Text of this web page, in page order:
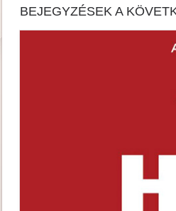
BEJEGYZÉSEK A